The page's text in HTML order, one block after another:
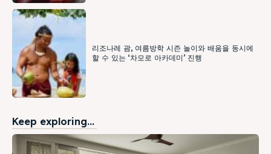
리조나레 괌, 여름방학 시즌 놀이와 배움을 동시에
할 수 있는 ‘차모로 아카데미’ 진행
Keep exploring...